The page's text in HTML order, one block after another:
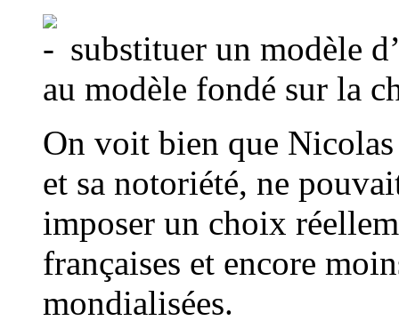
substituer un modèle
au modèle fondé sur la
On voit bien que
et sa notoriété, ne
imposer un choix
françaises et encore
mondialisées.